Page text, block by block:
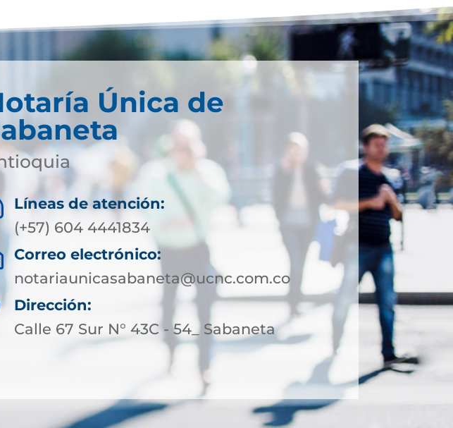
Única de
Líneas de atención:
(+57) 604 4441834
Correo electrónico:
notariaunicasabaneta@ucnc.com.co
Dirección:
Calle 67 Sur N° 43C - 54_ Sabaneta